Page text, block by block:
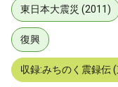
東日本大震災 (2011)
復興
収録:みちのく震録伝